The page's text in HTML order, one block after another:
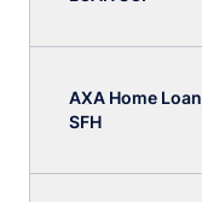
AXA Home Loan
SFH